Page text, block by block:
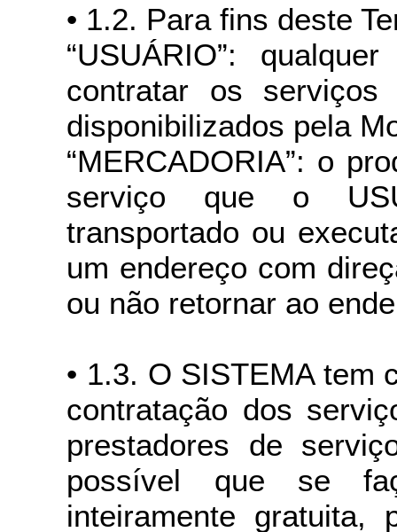
• 1.2. Para fins deste
“USUÁRIO”:
contratar os serviços
disponibilizados pela
“MERCADORIA”: o
serviço que o
transportado ou
um endereço com
ou não retornar ao
• 1.3. O SISTEMA tem
contratação dos
prestadores de
possível que se
inteiramente gratuita,